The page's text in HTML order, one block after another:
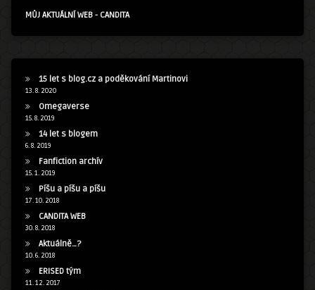
MŮJ AKTUÁLNÍ WEB - CANDITA
15 let s blog.cz a poděkování Martinovi
13. 8. 2020
Omegaverse
15. 8. 2019
14 let s blogem
6. 8. 2019
Fanfiction archív
15. 1. 2019
Píšu a píšu a píšu
17. 10. 2018
CANDITA WEB
30. 8. 2018
Aktuálně…?
10. 6. 2018
ERISED tým
11. 12. 2017